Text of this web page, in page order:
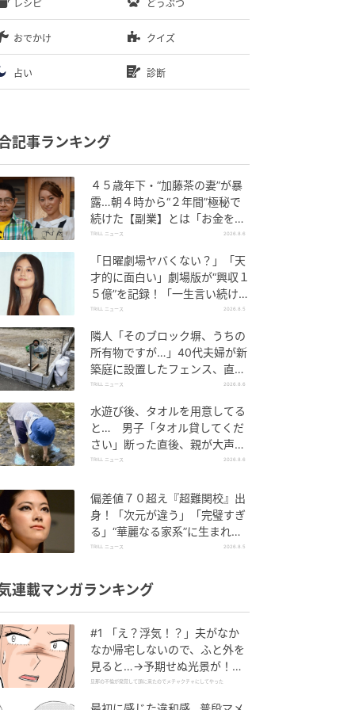
レシピ どうぶつ
おでかけ クイズ
占い 診断
記事ランキング
４５歳年下・“加藤茶の妻”が暴
露…朝４時から“２年間”極秘で
続けた【副業】とは「お金を稼
ぐのって大変」
TRILL ニュース 2026.8.6
「日曜劇場ヤバくない？」「天
才的に面白い」劇場版が“興収１
５億”を記録！「一生言い続け
る」放送後も続く“切望の声”
TRILL ニュース 2026.8.5
隣人「そのブロック塀、うちの
所有物ですが…」40代夫婦が新
築庭に設置したフェンス、直後
に迫られた"顛末"
TRILL ニュース 2026.8.6
水遊び後、タオルを用意してる
と… 男子「タオル貸してくだ
さい」断った直後、親が大声で
放った一言に絶句
TRILL ニュース 2026.8.6
偏差値７０超え『超難関校』出
身！「次元が違う」「完璧すぎ
る」“華麗なる家系”に生まれた
【規格外の逸材】
TRILL ニュース 2026.8.5
連載マンガランキング
#1 「え？浮気！？」夫がなか
なか帰宅しないので、ふと外を
見ると…→予期せぬ光景が！｜
旦那の不倫が発覚して頭に来た
旦那の不倫が発覚して頭に来たのでメチャクチャにしてやった